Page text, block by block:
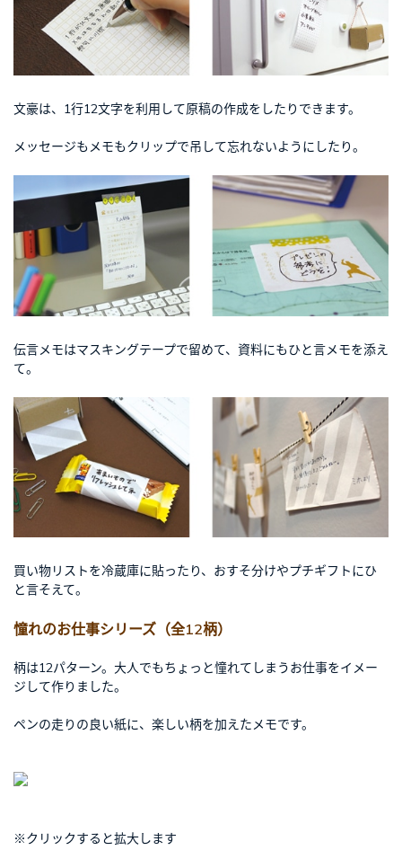
文豪は、1行12文字を利用して原稿の作成をしたりできます。
メッセージもメモもクリップで吊して忘れないようにしたり。
伝言メモはマスキングテープで留めて、資料にもひと言メモを添え
て。
買い物リストを冷蔵庫に貼ったり、おすそ分けやプチギフトにひ
と言そえて。
憧れのお仕事シリーズ（全12柄）
柄は12パターン。大人でもちょっと憧れてしまうお仕事をイメー
ジして作りました。
ペンの走りの良い紙に、楽しい柄を加えたメモです。
※クリックすると拡大します